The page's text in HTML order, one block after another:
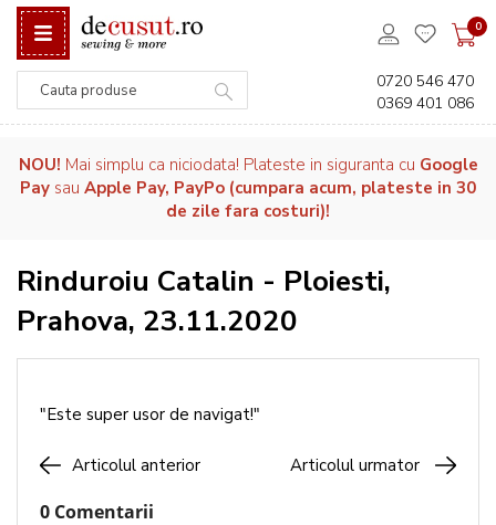
0
0720 546 470
0369 401 086
NOU! Mai simplu ca niciodata! Plateste in siguranta cu Google
Pay sau Apple Pay, PayPo (cumpara acum, plateste in 30
de zile fara costuri)!
Rinduroiu Catalin - Ploiesti,
Prahova, 23.11.2020
"Este super usor de navigat!"
Articolul anterior Articolul urmator
0 Comentarii